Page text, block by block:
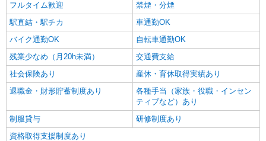
援内容により細則あり。
フルタイム歓迎
禁煙・分煙
駅直結・駅チカ
車通勤OK
バイク通勤OK
自転車通勤OK
残業少なめ（月20h未満）
交通費支給
社会保険あり
産休・育休取得実績あり
退職金・財形貯蓄制度あり
各種手当（家族・役職・インセン
ティブなど）あり
制服貸与
研修制度あり
資格取得支援制度あり